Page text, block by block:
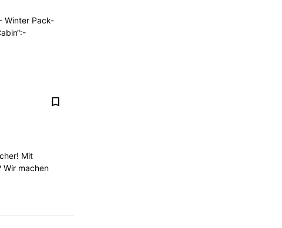
Winter Pack-
Mit
Wir machen